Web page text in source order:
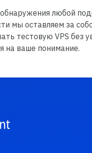
любой
мы оставляем за
тестовую VPS без
на ваше понимание.